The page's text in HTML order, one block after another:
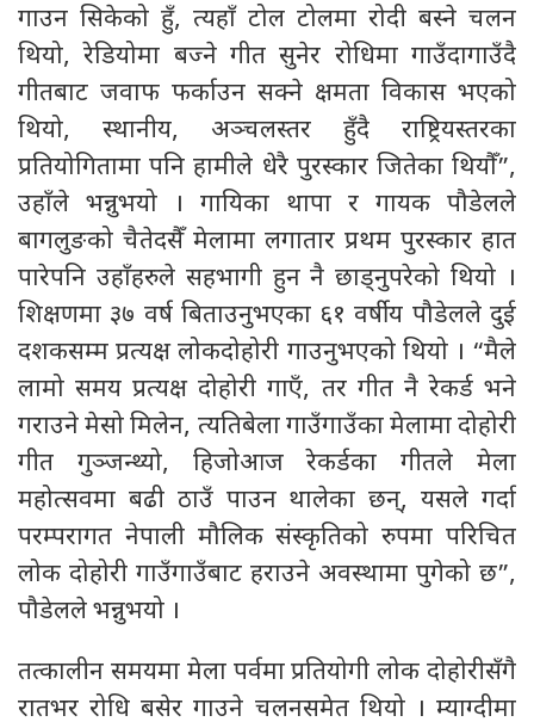
गाउन सिकेको हुँ, त्यहाँ टोल टोलमा रोदी बस्ने चलन
थियो, रेडियोमा बज्ने गीत सुनेर रोधिमा गाउँदागाउँदै
गीतबाट जवाफ फर्काउन सक्ने क्षमता विकास भएको
थियो, स्थानीय, अञ्चलस्तर हुँदै राष्ट्रियस्तरका
प्रतियोगितामा पनि हामीले धेरै पुरस्कार जितेका थियौँ”,
उहाँले भन्नुभयो । गायिका थापा र गायक पौडेलले
बागलुङको चैतेदसैँ मेलामा लगातार प्रथम पुरस्कार हात
पारेपनि उहाँहरुले सहभागी हुन नै छाड्नुपरेको थियो ।
शिक्षणमा ३७ वर्ष बिताउनुभएका ६१ वर्षीय पौडेलले दुई
दशकसम्म प्रत्यक्ष लोकदोहोरी गाउनुभएको थियो । “मैले
लामो समय प्रत्यक्ष दोहोरी गाएँ, तर गीत नै रेकर्ड भने
गराउने मेसो मिलेन, त्यतिबेला गाउँगाउँका मेलामा दोहोरी
गीत गुञ्जन्थ्यो, हिजोआज रेकर्डका गीतले मेला
महोत्सवमा बढी ठाउँ पाउन थालेका छन्, यसले गर्दा
परम्परागत नेपाली मौलिक संस्कृतिको रुपमा परिचित
लोक दोहोरी गाउँगाउँबाट हराउने अवस्थामा पुगेको छ”,
पौडेलले भन्नुभयो ।
तत्कालीन समयमा मेला पर्वमा प्रतियोगी लोक दोहोरीसँगै
रातभर रोधि बसेर गाउने चलनसमेत थियो । म्याग्दीमा